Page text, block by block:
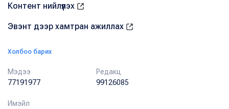
Контент нийлүүлэх
Эвэнт дээр хамтран ажиллах
Холбоо барих
Мэдээ
77191977
Редакц
99126085
Имэйл